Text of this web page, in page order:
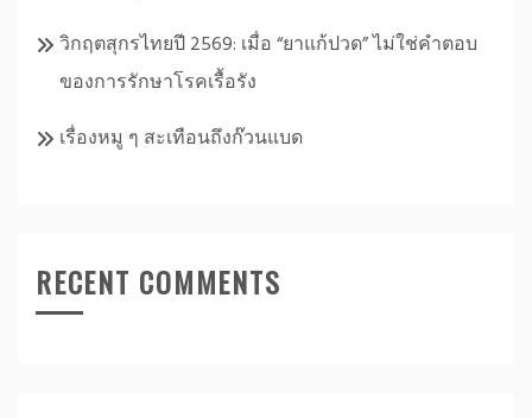
วิกฤตสุกรไทยปี 2569: เมื่อ “ยาแก้ปวด” ไม่ใช่คำตอบ
ของการรักษาโรคเรื้อรัง
เรื่องหมู ๆ สะเทือนถึงก๊วนแบด
RECENT COMMENTS